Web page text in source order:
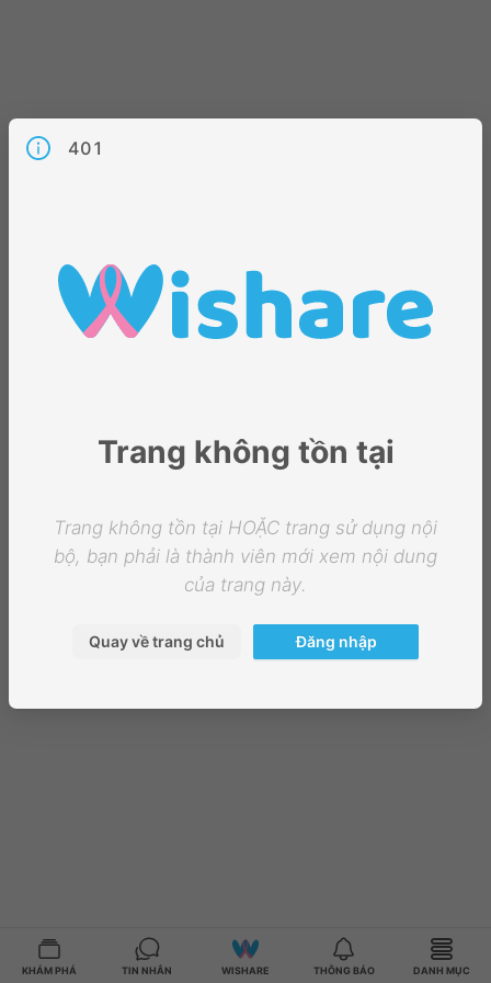
KHÁM PHÁ TIN NHẮN WISHARE THÔNG BÁO DANH MỤC
401
Trang không tồn tại
Trang không tồn tại HOẶC trang sử dụng nội
bộ, bạn phải là thành viên mới xem nội dung
của trang này.
Quay về trang chủ Đăng nhập